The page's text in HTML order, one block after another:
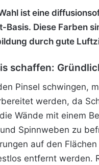
ist eine
Basis. Diese Farben
durch gute
schaffen:
Pinsel schwingen,
werden, da
Wände mit einem
Spinnweben zu
auf den
entfernt werden.